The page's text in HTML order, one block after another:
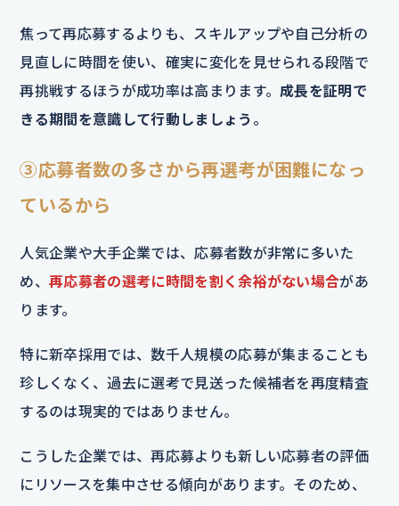
焦って再応募するよりも、スキルアップや自己分析の
見直しに時間を使い、確実に変化を見せられる段階で
再挑戦するほうが成功率は高まります。 成長を証明で
きる期間を意識して行動しましょう 。
③応募者数の多さから再選考が困難になっ
ているから
人気企業や大手企業では、応募者数が非常に多いた
め、再応募者の選考に時間を割く余裕がない場合があ
ります。
特に新卒採用では、数千人規模の応募が集まることも
珍しくなく、過去に選考で見送った候補者を再度精査
するのは現実的ではありません。
こうした企業では、再応募よりも新しい応募者の評価
にリソースを集中させる傾向があります。そのため、